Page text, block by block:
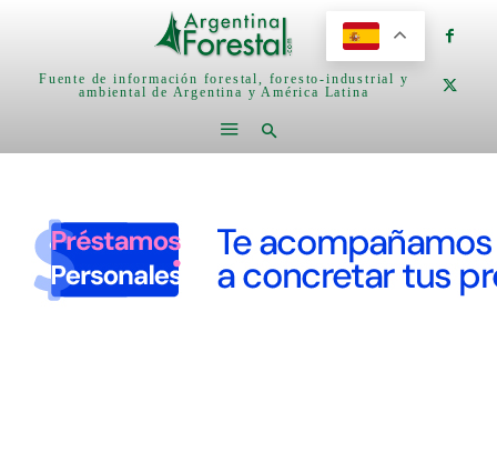
Fuente de información forestal, foresto-industrial y
ambiental de Argentina y América Latina